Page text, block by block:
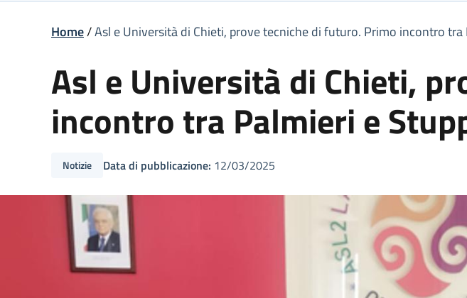
Home/Asl e Università di Chieti, prove tecniche di futuro. Primo incontro tra
Asl e Università di Chieti,
incontro tra Palmieri e
Notizie Data di pubblicazione: 12/03/2025